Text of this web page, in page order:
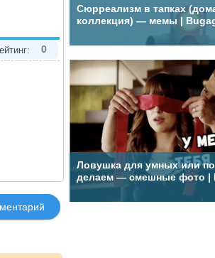
0
Сюрреализм в тапках
коллекция) — мемы |
Ловушка для умных или
делаем — смешные фото |